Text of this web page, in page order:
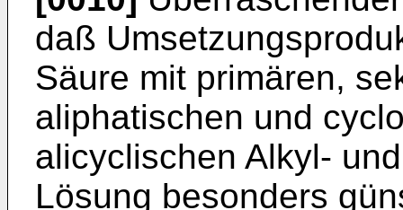
daß
Säure mit primären,
aliphatischen und
alicyclischen Alkyl-
Lösung besonders